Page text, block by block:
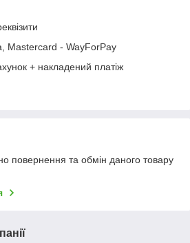
Mastercard - WayForPay
+ накладений платіж
повернення та обмін даного товару